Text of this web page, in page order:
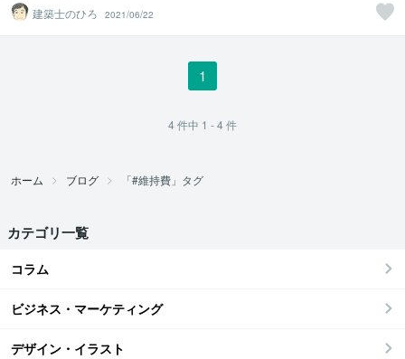
建築士のひろ
2021/06/22
1
4件中 1 - 4件
ホーム ブログ 「#維持費」タグ
カテゴリ一覧
コラム
ビジネス・マーケティング
デザイン・イラスト